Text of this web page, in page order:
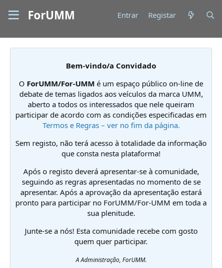
ForUMM Entrar Registar
Bem-vindo/a Convidado
O ForUMM/For-UMM é um espaço público on-line de
debate de temas ligados aos veículos da marca UMM,
aberto a todos os interessados que nele queiram
participar de acordo com as condições especificadas em
Termos e Regras – ver no fim da página.
Sem registo, não terá acesso à totalidade da informação
que consta nesta plataforma!
Após o registo deverá apresentar-se à comunidade,
seguindo as regras apresentadas no momento de se
apresentar. Após a aprovação da apresentação estará
pronto para participar no ForUMM/For-UMM em toda a
sua plenitude.
Junte-se a nós! Esta comunidade recebe com gosto
quem quer participar.
A Administração, ForUMM.